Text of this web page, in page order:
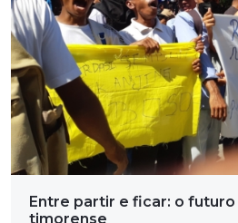
Entre partir e ficar: o
timorense